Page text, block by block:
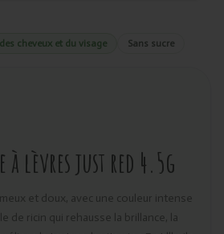
cheveux et du visage Sans sucre
à lèvres just red 4.5g
et doux, avec une couleur intense
de ricin qui rehausse la brillance, la